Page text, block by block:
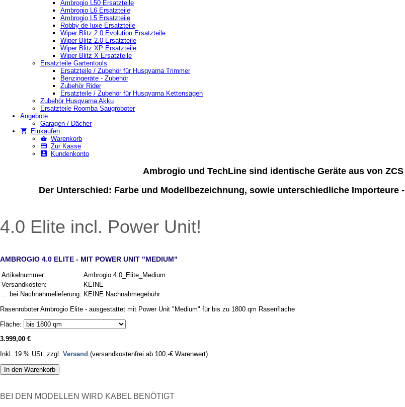
Ambrogio L50 Ersatzteile
Ambrogio L6 Ersatzteile
Ambrogio L5 Ersatzteile
Robby de luxe Ersatzteile
Wiper Blitz 2.0 Evolution Ersatzteile
Wiper Blitz 2.0 Ersatzteile
Wiper Blitz XP Ersatzteile
Wiper Blitz X Ersatzteile
Ersatzteile Gartentools
Ersatzteile / Zubehör für Husqvarna Trimmer
Benzingeräte - Zubehör
Zubehör Rider
Ersatzteile / Zubehör für Husqvarna Kettensägen
Zubehör Husqvarna Akku
Ersatzteile Roomba Saugroboter
Angebote
Garagen / Dächer
Einkaufen
Warenkorb
Zur Kasse
Kundenkonto
Ambrogio und TechLine sind identische Geräte aus von ZCS
Der Unterschied: Farbe und Modellbezeichnung, sowie unterschiedliche Importeure -
4.0 Elite incl. Power Unit!
AMBROGIO 4.0 ELITE - MIT POWER UNIT "MEDIUM"
Artikelnummer:
Ambrogio 4.0_Elite_Medium
Versandkosten:
KEINE
... bei Nachnahmelieferung: KEINE Nachnahmegebühr
Rasenroboter Ambrogio Elite - ausgestattet mit Power Unit "Medium" für bis zu 1800 qm Rasenfläche
Fläche:
3.999,00 €
Inkl. 19 % USt. zzgl. Versand (versandkostenfrei ab 100,-€ Warenwert)
In den Warenkorb
BEI DEN MODELLEN WIRD KABEL BENÖTIGT